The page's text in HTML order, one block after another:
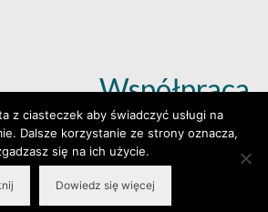
Współpraca
Dowiedz się więcej (klik)
www.prosteWWW.pl
z ciasteczek aby świadczyć usługi na
Dalsze korzystanie ze strony oznacza,
się na ich użycie.
Dowiedz się więcej